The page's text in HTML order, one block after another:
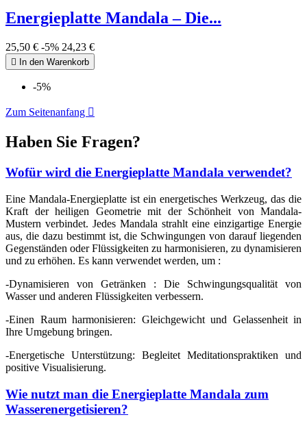
Energieplatte Mandala – Die...
25,50 € -5% 24,23 €
 In den Warenkorb
-5%
Zum Seitenanfang 
Haben Sie Fragen?
Wofür wird die Energieplatte Mandala verwendet?
Eine Mandala-Energieplatte ist ein energetisches Werkzeug, das die
Kraft der heiligen Geometrie mit der Schönheit von Mandala-
Mustern verbindet. Jedes Mandala strahlt eine einzigartige Energie
aus, die dazu bestimmt ist, die Schwingungen von darauf liegenden
Gegenständen oder Flüssigkeiten zu harmonisieren, zu dynamisieren
und zu erhöhen. Es kann verwendet werden, um :
-Dynamisieren von Getränken : Die Schwingungsqualität von
Wasser und anderen Flüssigkeiten verbessern.
-Einen Raum harmonisieren: Gleichgewicht und Gelassenheit in
Ihre Umgebung bringen.
-Energetische Unterstützung: Begleitet Meditationspraktiken und
positive Visualisierung.
Wie nutzt man die Energieplatte Mandala zum
Wasserenergetisieren?